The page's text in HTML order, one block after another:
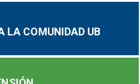
LA COMUNIDAD UB